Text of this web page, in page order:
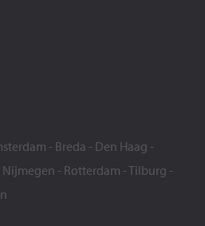
- Breda - Den Haag -
Nijmegen - Rotterdam -Tilburg -